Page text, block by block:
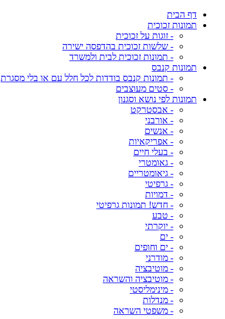
דף הבית
תמונות זכוכית
- זוגות על זכוכית
- שלשות זכוכית בהדפסה ישירה
- תמונות זכוכית לבית ולמשרד
תמונות קנבס
- תמונות קנבס בודדות לכל חלל עם או בלי מסגרת
- סטים מעוצבים
תמונות לפי נושא וסגנון
- אבסטרקט
- אורבני
- אנשים
- אפריקאיות
- בעלי חיים
- גאומטרי
- גיאומטריים
- גרפיטי
- דמויות
- חדש! תמונות גרפיטי
- טבע
- יוקרתי
- ים
- ים וחופים
- מודרני
- מוטיבציה
- מוטיבציה והשראה
- מינימליסטי
- מנדלות
- משפטי השראה